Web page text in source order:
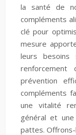
la santé de
compléments
clé pour
mesure
leurs besoins
prévention
compléments
une vitalité
général et
pattes. Offrons-